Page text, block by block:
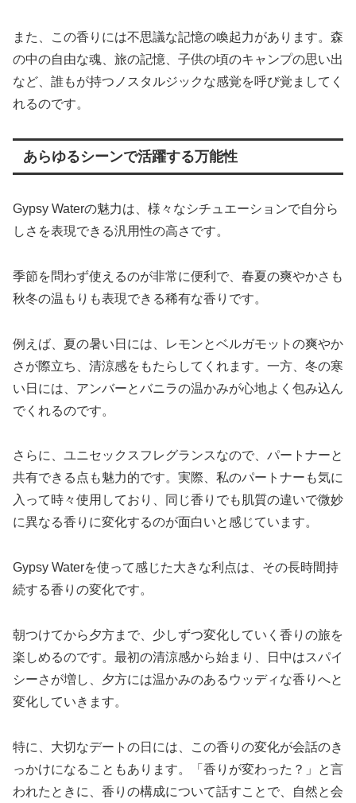
また、この香りには不思議な記憶の喚起力があります。森
の中の自由な魂、旅の記憶、子供の頃のキャンプの思い出
など、誰もが持つノスタルジックな感覚を呼び覚ましてく
れるのです。
あらゆるシーンで活躍する万能性
Gypsy Waterの魅力は、様々なシチュエーションで自分ら
しさを表現できる汎用性の高さです。
季節を問わず使えるのが非常に便利で、春夏の爽やかさも
秋冬の温もりも表現できる稀有な香りです。
例えば、夏の暑い日には、レモンとベルガモットの爽やか
さが際立ち、清涼感をもたらしてくれます。一方、冬の寒
い日には、アンバーとバニラの温かみが心地よく包み込ん
でくれるのです。
さらに、ユニセックスフレグランスなので、パートナーと
共有できる点も魅力的です。実際、私のパートナーも気に
入って時々使用しており、同じ香りでも肌質の違いで微妙
に異なる香りに変化するのが面白いと感じています。
Gypsy Waterを使って感じた大きな利点は、その長時間持
続する香りの変化です。
朝つけてから夕方まで、少しずつ変化していく香りの旅を
楽しめるのです。最初の清涼感から始まり、日中はスパイ
シーさが増し、夕方には温かみのあるウッディな香りへと
変化していきます。
特に、大切なデートの日には、この香りの変化が会話のき
っかけになることもあります。「香りが変わった？」と言
われたときに、香りの構成について話すことで、自然と会